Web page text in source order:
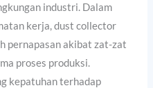
industri. Dalam
kerja, dust collector
pernapasan akibat zat-zat
proses produksi.
kepatuhan terhadap